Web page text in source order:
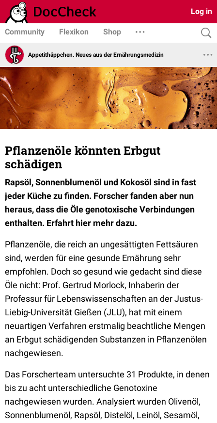
Log in
Community Flexikon Shop
Appetithäppchen. Neues aus der Ernährungsmedizin
Pflanzenöle könnten Erbgut
schädigen
Rapsöl, Sonnenblumenöl und Kokosöl sind in fast
jeder Küche zu finden. Forscher fanden aber nun
heraus, dass die Öle genotoxische Verbindungen
enthalten. Erfahrt hier mehr dazu.
Pflanzenöle, die reich an ungesättigten Fettsäuren
sind, werden für eine gesunde Ernährung sehr
empfohlen. Doch so gesund wie gedacht sind diese
Öle nicht: Prof. Gertrud Morlock, Inhaberin der
Professur für Lebenswissenschaften an der Justus-
Liebig-Universität Gießen (JLU), hat mit einem
neuartigen Verfahren erstmalig beachtliche Mengen
an Erbgut schädigenden Substanzen in Pflanzenölen
nachgewiesen.
Das Forscherteam untersuchte 31 Produkte, in denen
bis zu acht unterschiedliche Genotoxine
nachgewiesen wurden. Analysiert wurden Olivenöl,
Sonnenblumenöl, Rapsöl, Distelöl, Leinöl, Sesamöl,